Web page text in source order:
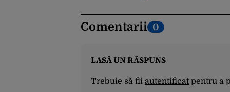
Comentarii 0
LASĂ UN RĂSPUNS
Trebuie să fii autentificatpentru a